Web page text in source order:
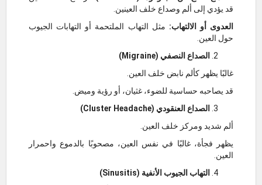
قد يؤدي إلى ألم وصداع خلف العينين.
العدوى أو الالتهاب: مثل التهاب الملتحمة أو التهابات الجيوب
حول العين.
الصداع النصفي (Migraine)
غالبًا يظهر كألم نابض خلف العين.
قد يصاحبه حساسية للضوء، غثيان، أو رؤية وميض.
الصداع العنقودي (Cluster Headache)
ألم شديد ومركز خلف العين.
يظهر فجأة، غالبًا في نفس العين، مصحوبًا بالدموع واحمرار
العين.
التهاب الجيوب الأنفية (Sinusitis)